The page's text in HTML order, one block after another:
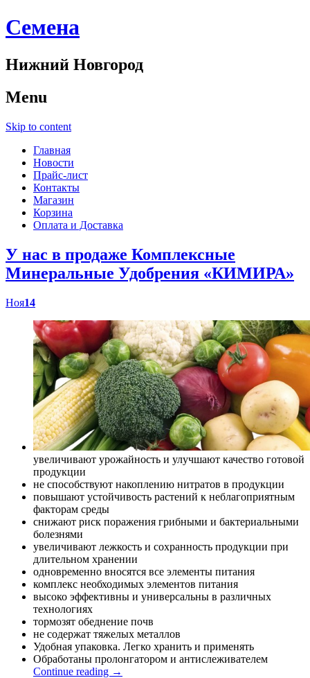
Cемена
Нижний Новгород
Menu
Skip to content
Главная
Новости
Прайс-лист
Контакты
Магазин
Корзина
Оплата и Доставка
У нас в продаже Комплексные
Минеральные Удобрения «КИМИРА»
Ноя14
увеличивают урожайность и улучшают качество готовой
продукции
не способствуют накоплению нитратов в продукции
повышают устойчивость растений к неблагоприятным
факторам среды
снижают риск поражения грибными и бактериальными
болезнями
увеличивают лежкость и сохранность продукции при
длительном хранении
одновременно вносятся все элементы питания
комплекс необходимых элементов питания
высоко эффективны и универсальны в различных
технологиях
тормозят обеднение почв
не содержат тяжелых металлов
Удобная упаковка. Легко хранить и применять
Обработаны пролонгатором и антислеживателем
Continue reading →